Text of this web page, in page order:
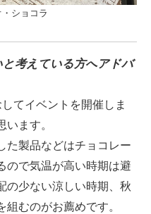
ショコラ
考えている方へアドバ
てイベントを開催しま
ます。
た製品などはチョコレー
ので気温が高い時期は避
の少ない涼しい時期、秋
むのがお薦めです。